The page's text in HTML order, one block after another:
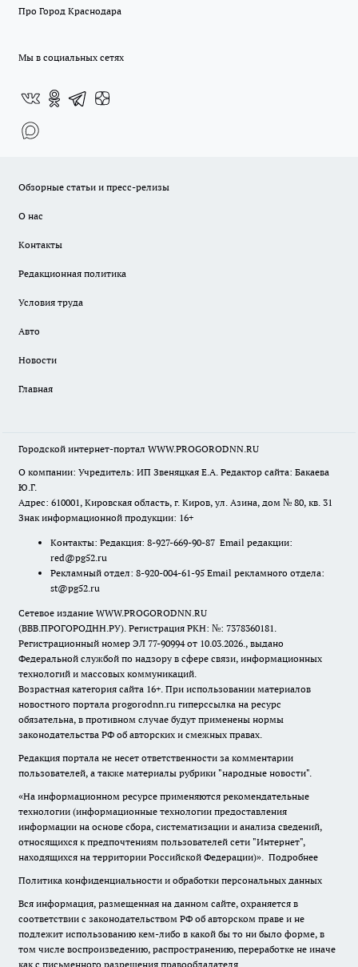
Про Город Краснодара
Мы в социальных сетях
Обзорные статьи и пресс-релизы
О нас
Контакты
Редакционная политика
Условия труда
Авто
Новости
Главная
Городской интернет-портал WWW.PROGORODNN.RU
О компании: Учредитель: ИП Звеняцкая Е.А. Редактор сайта: Бакаева
Ю.Г.
Адрес: 610001, Кировская область, г. Киров, ул. Азина, дом № 80, кв. 31
Знак информационной продукции: 16+
Контакты: Редакция: 8-927-669-90-87 Email редакции:
red@pg52.ru
Рекламный отдел: 8-920-004-61-95 Email рекламного отдела:
st@pg52.ru
Сетевое издание WWW.PROGORODNN.RU
(ВВВ.ПРОГОРОДНН.РУ). Регистрация РКН: №: 7378360181.
Регистрационный номер ЭЛ 77-90994 от 10.03.2026., выдано
Федеральной службой по надзору в сфере связи, информационных
технологий и массовых коммуникаций.
Возрастная категория сайта 16+. При использовании материалов
новостного портала progorodnn.ru гиперссылка на ресурс
обязательна, в противном случае будут применены нормы
законодательства РФ об авторских и смежных правах.
Редакция портала не несет ответственности за комментарии
пользователей, а также материалы рубрики "народные новости".
«На информационном ресурсе применяются рекомендательные
технологии (информационные технологии предоставления
информации на основе сбора, систематизации и анализа сведений,
относящихся к предпочтениям пользователей сети "Интернет",
находящихся на территории Российской Федерации)». Подробнее
Политика конфиденциальности и обработки персональных данных
Вся информация, размещенная на данном сайте, охраняется в
соответствии с законодательством РФ об авторском праве и не
подлежит использованию кем-либо в какой бы то ни было форме, в
том числе воспроизведению, распространению, переработке не иначе
как с письменного разрешения правообладателя.